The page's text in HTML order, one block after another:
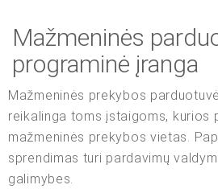
Mažmeninės
programinė įranga
Mažmeninės prekybos
reikalinga toms įstaigoms, kurios
mažmeninės prekybos vietas.
sprendimas turi pardavimų
galimybes.